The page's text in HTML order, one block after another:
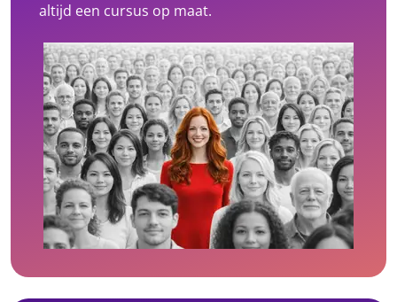
altijd een cursus op maat.